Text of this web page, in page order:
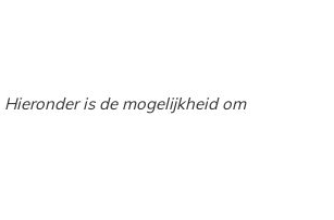
Hieronder is de mogelijkheid om